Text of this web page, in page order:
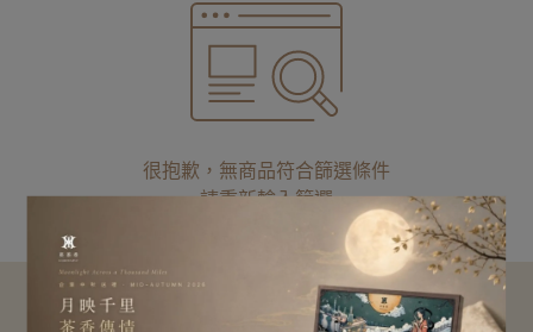
很抱歉，無商品符合篩選條件
請重新輸入篩選
【 關於我們 】